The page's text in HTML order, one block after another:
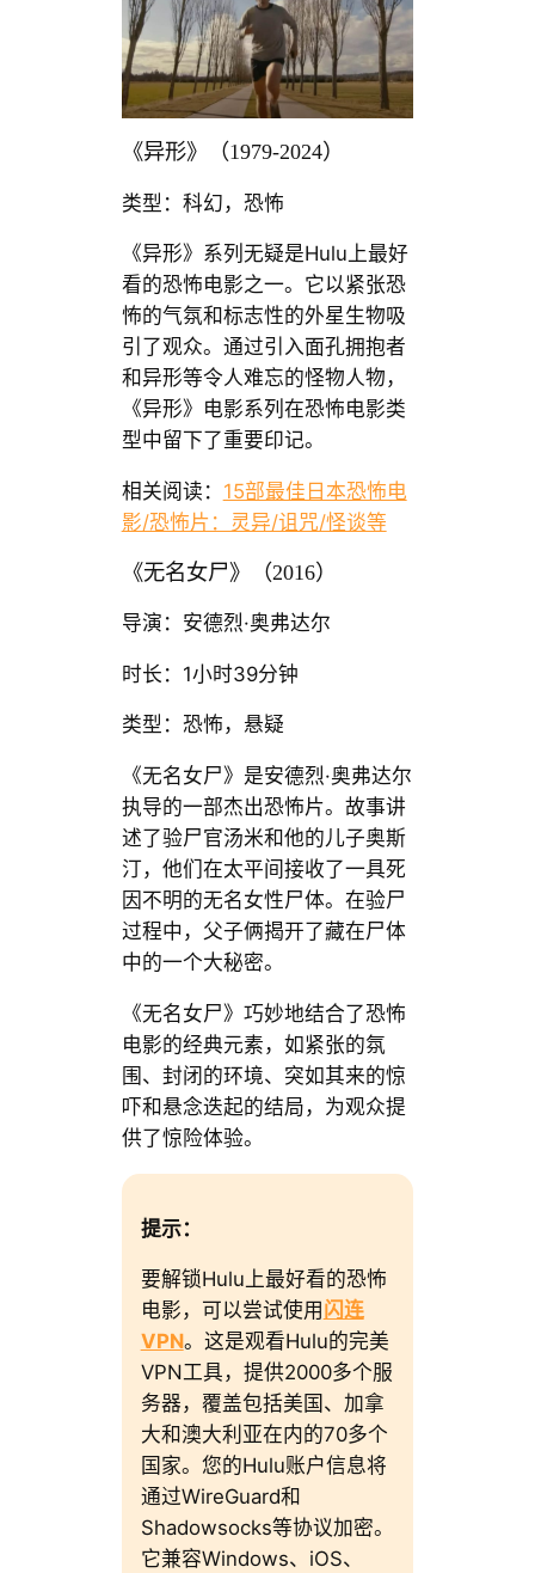
《异形》（1979-2024）
类型：科幻，恐怖
《异形》系列无疑是Hulu上最好
看的恐怖电影之一。它以紧张恐
怖的气氛和标志性的外星生物吸
引了观众。通过引入面孔拥抱者
和异形等令人难忘的怪物人物，
《异形》电影系列在恐怖电影类
型中留下了重要印记。
相关阅读： 15部最佳日本恐怖电
影/恐怖片：灵异/诅咒/怪谈等
《无名女尸》（2016）
导演：安德烈·奥弗达尔
时长：1小时39分钟
类型：恐怖，悬疑
《无名女尸》是安德烈·奥弗达尔
执导的一部杰出恐怖片。故事讲
述了验尸官汤米和他的儿子奥斯
汀，他们在太平间接收了一具死
因不明的无名女性尸体。在验尸
过程中，父子俩揭开了藏在尸体
中的一个大秘密。
《无名女尸》巧妙地结合了恐怖
电影的经典元素，如紧张的氛
围、封闭的环境、突如其来的惊
吓和悬念迭起的结局，为观众提
供了惊险体验。
提示：
要解锁Hulu上最好看的恐怖
电影，可以尝试使用 闪连
VPN。这是观看Hulu的完美
VPN工具，提供2000多个服
务器，覆盖包括美国、加拿
大和澳大利亚在内的70多个
国家。您的Hulu账户信息将
通过WireGuard和
Shadowsocks等协议加密。
它兼容Windows、iOS、